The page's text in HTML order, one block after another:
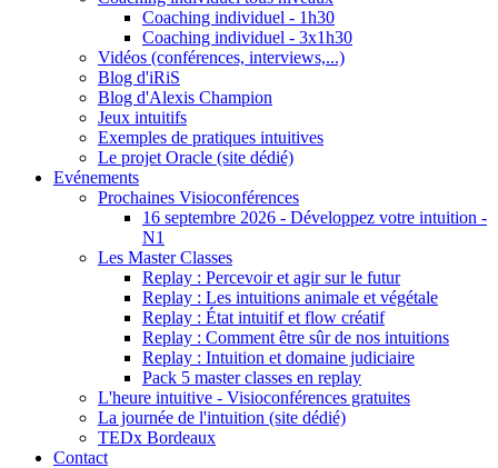
Coaching individuel - 1h30
Coaching individuel - 3x1h30
Vidéos (conférences, interviews,...)
Blog d'iRiS
Blog d'Alexis Champion
Jeux intuitifs
Exemples de pratiques intuitives
Le projet Oracle (site dédié)
Evénements
Prochaines Visioconférences
16 septembre 2026 - Développez votre intuition -
N1
Les Master Classes
Replay : Percevoir et agir sur le futur
Replay : Les intuitions animale et végétale
Replay : État intuitif et flow créatif
Replay : Comment être sûr de nos intuitions
Replay : Intuition et domaine judiciaire
Pack 5 master classes en replay
L'heure intuitive - Visioconférences gratuites
La journée de l'intuition (site dédié)
TEDx Bordeaux
Contact